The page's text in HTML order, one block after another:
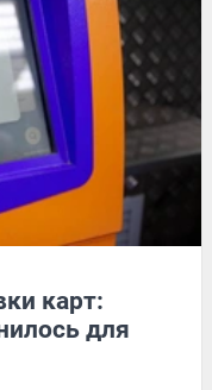
карт:
для